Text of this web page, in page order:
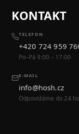
KONTAKT
TELEFON
+420 724 959
Po–Pá 9:00 – 17:00
E-MAIL
info@hosh.cz
Odpovídáme do 24